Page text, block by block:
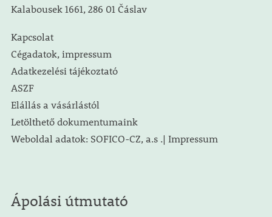
Kalabousek 1661, 286 01 Čáslav
Kapcsolat
Cégadatok, impressum
Adatkezelési tájékoztató
ASZF
Elállás a vásárlástól
Letölthető dokumentumaink
Weboldal adatok: SOFICO-CZ, a.s .| Impressum
Ápolási útmutató